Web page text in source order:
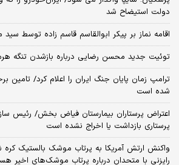
دولت استیضاح شد
اقامه نماز بر پیکر ابوالقاسم قاسم زاده توسط
توئیت جدید محسن رضایی درباره بازشدن تنگه
ترامپ زمان پایان جنگ ایران را اعلام کرد/ تامین
شده است
اعتراض پرستاران بیمارستان فیاض بخش/ رئیس
پرستاری بازداشت یا اخراج نشده است
واکنش ارتش آمریکا به پرتاب موشک بالستیک کره
رایزنی با متحدان درباره پرتاب موشک‌های اخیر